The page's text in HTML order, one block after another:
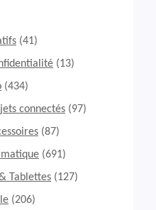
(41)
(13)
(434)
connectés (97)
(87)
(691)
Tablettes (127)
(206)